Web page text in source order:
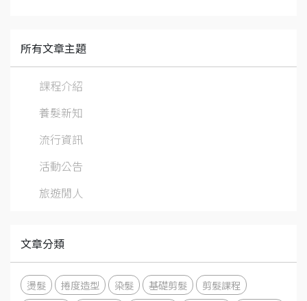
所有文章主題
課程介紹
養髮新知
流行資訊
活動公告
旅遊閒人
文章分類
燙髮 捲度造型 染髮 基礎剪髮
剪髮課程